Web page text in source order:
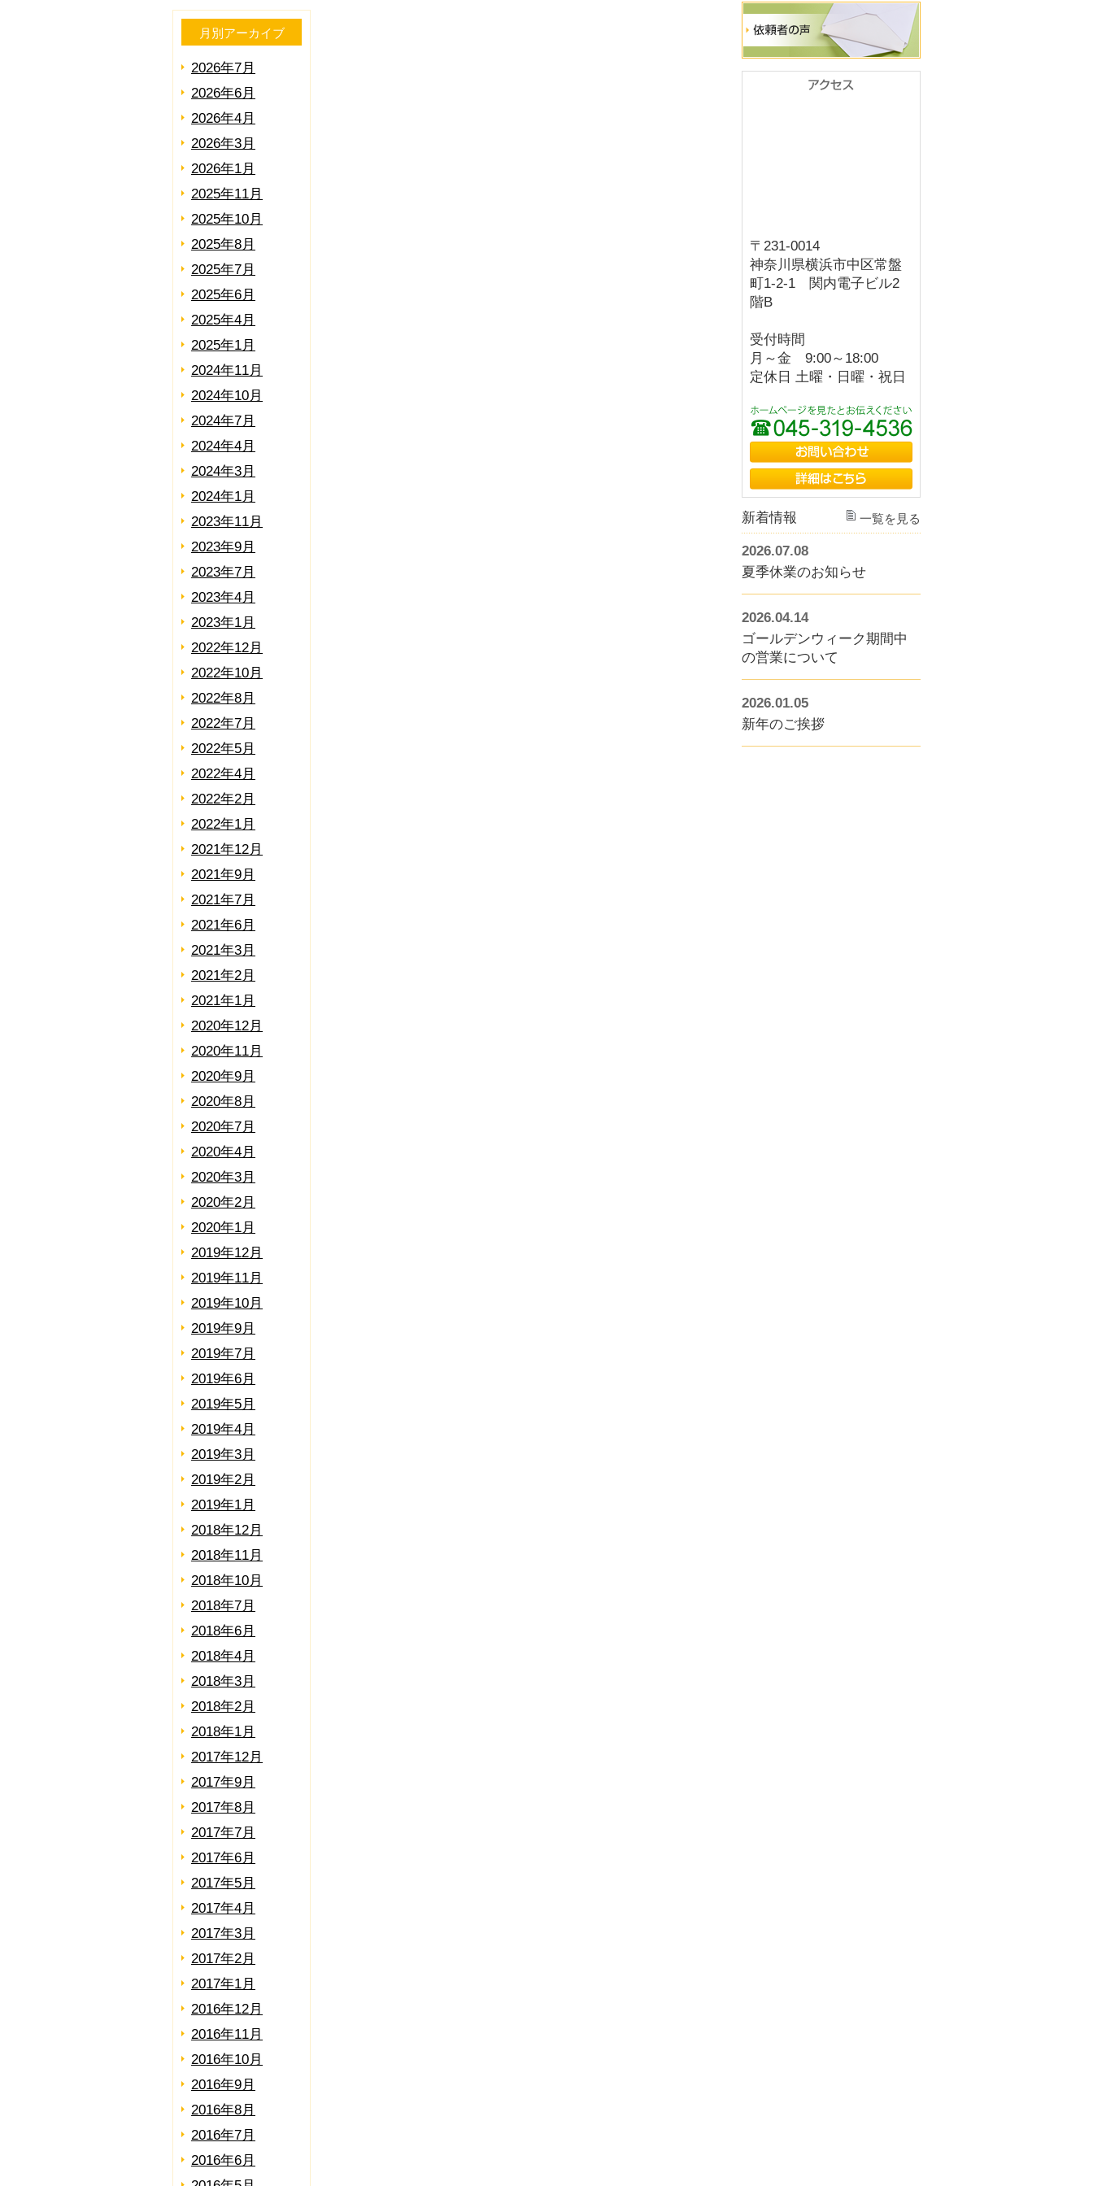
月別アーカイブ
2026年7月
2026年6月
2026年4月
2026年3月
2026年1月
2025年11月
2025年10月
2025年8月
2025年7月
2025年6月
2025年4月
2025年1月
2024年11月
2024年10月
2024年7月
2024年4月
2024年3月
2024年1月
2023年11月
2023年9月
2023年7月
2023年4月
2023年1月
2022年12月
2022年10月
2022年8月
2022年7月
2022年5月
2022年4月
2022年2月
2022年1月
2021年12月
2021年9月
2021年7月
2021年6月
2021年3月
2021年2月
2021年1月
2020年12月
2020年11月
2020年9月
2020年8月
2020年7月
2020年4月
2020年3月
2020年2月
2020年1月
2019年12月
2019年11月
2019年10月
2019年9月
2019年7月
2019年6月
2019年5月
2019年4月
2019年3月
2019年2月
2019年1月
2018年12月
2018年11月
2018年10月
2018年7月
2018年6月
2018年4月
2018年3月
2018年2月
2018年1月
2017年12月
2017年9月
2017年8月
2017年7月
2017年6月
2017年5月
2017年4月
2017年3月
2017年2月
2017年1月
2016年12月
2016年11月
2016年10月
2016年9月
2016年8月
2016年7月
2016年6月
〒231-0014
神奈川県横浜市中区常盤
町1-2-1 関内電子ビル2
階B
受付時間
月～金 9:00～18:00
定休日 土曜・日曜・祝日
新着情報 一覧を見る
2026.07.08
夏季休業のお知らせ
2026.04.14
ゴールデンウィーク期間中
の営業について
2026.01.05
新年のご挨拶